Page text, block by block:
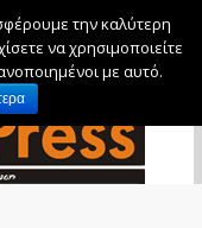
την καλύτερη
να χρησιμοποιείτε
με αυτό.